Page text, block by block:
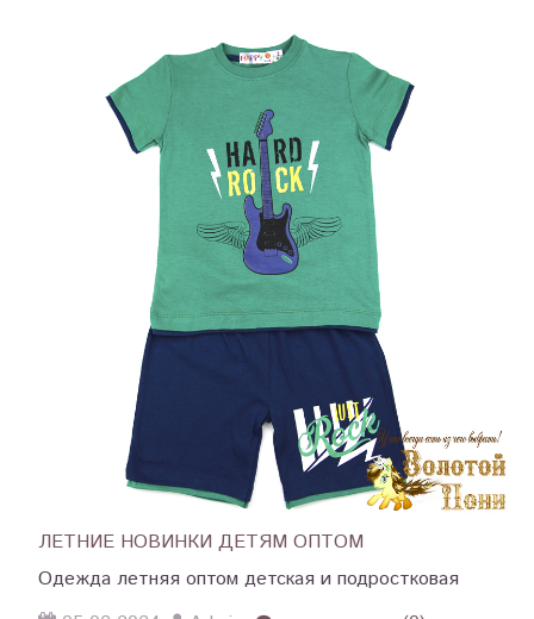
ЛЕТНИЕ НОВИНКИ ДЕТЯМ ОПТОМ
Одежда летняя оптом детская и подростковая